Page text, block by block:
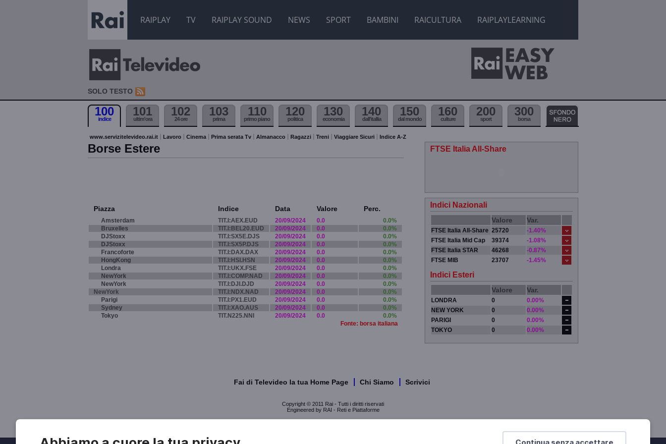
RAIPLAY TV RAIPLAY SOUND NEWS SPORT BAMBINI RAICULTURA RAIPLAYLEARNING
Continua senza accettare
SOLO TESTO
100
indice
101
ultim'ora
102
24 ore
103
prima
110
primo piano
120
politica
130
economia
140
dall'itallia
150
dal mondo
160
culture
200
sport
300
borsa
www.servizitelevideo.rai.it Lavoro Cinema Prima serata Tv Almanacco Ragazzi Treni Viaggiare Sicuri Indice A-Z
Borse Estere
Piazza Indice Data Valore Perc.
Amsterdam TIT.I:AEX.EUD 20/09/2024 0.0
0.0%
Bruxelles
TIT.I:BEL20.EUD 20/09/2024 0.0
0.0%
DJStoxx
TIT.I:SX5E.DJS 20/09/2024 0.0
0.0%
DJStoxx
TIT.I:SX5P.DJS 20/09/2024 0.0
0.0%
Francoforte
TIT.I:DAX.DAX 20/09/2024 0.0
0.0%
HongKong
TIT.I:HSI.HSN 20/09/2024 0.0
0.0%
Londra
TIT.I:UKX.FSE 20/09/2024 0.0
0.0%
NewYork
TIT.I:COMP.NAD 20/09/2024 0.0
0.0%
NewYork
TIT.I:DJI.DJD 20/09/2024 0.0
0.0%
NewYork
TIT.I:NDX.NAD 20/09/2024 0.0
0.0%
Parigi
TIT.I:PX1.EUD 20/09/2024 0.0
0.0%
Sydney
TIT.I:XAO.AUS 20/09/2024 0.0
0.0%
Tokyo
TIT.N225.NNI 20/09/2024 0.0
0.0%
Fonte: borsa italiana
FTSE Italia All-Share
Indici Nazionali
Valore Var.
FTSE Italia All-Share 25720
-1.40%
FTSE Italia Mid Cap
39374
-1.08%
FTSE Italia STAR
46268
-0.87%
FTSE MIB
23707 -1.45%
Indici Esteri
Valore Var.
LONDRA 0
0.00%
NEW YORK
0
0.00%
PARIGI
0
0.00%
TOKYO
0 0.00%
Fai di Televideo la tua Home Page Chi Siamo Scrivici
Copyright © 2011 Rai - Tutti i diritti riservati
Engineered by RAI - Reti e Piattaforme